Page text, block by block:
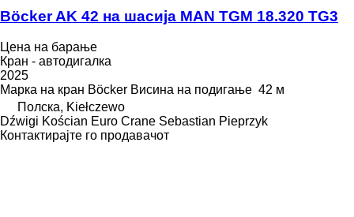
Böcker AK 42 на шасија MAN TGM 18.320 TG3
Цена на барање
Кран - автодигалка
2025
Марка на кран Böcker Висина на подигање 42 м
Полска, Kiełczewo
Dźwigi Kościan Euro Crane Sebastian Pieprzyk
Контактирајте го продавачот